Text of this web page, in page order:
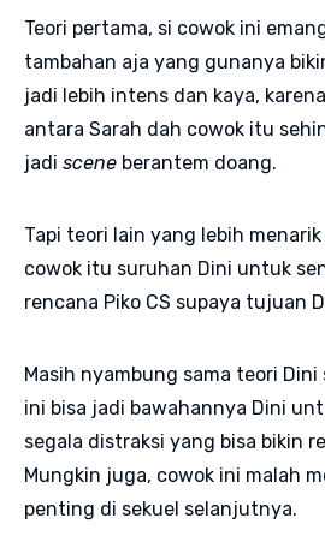
Teori pertama, si cowok ini
tambahan aja yang gunanya
jadi lebih intens dan kaya,
antara Sarah dah cowok itu
jadi scene berantem doang.
Tapi teori lain yang lebih
cowok itu suruhan Dini untuk
rencana Piko CS supaya tujuan
Masih nyambung sama teori
ini bisa jadi bawahannya Dini
segala distraksi yang bisa bikin
Mungkin juga, cowok ini malah
penting di sekuel selanjutnya.